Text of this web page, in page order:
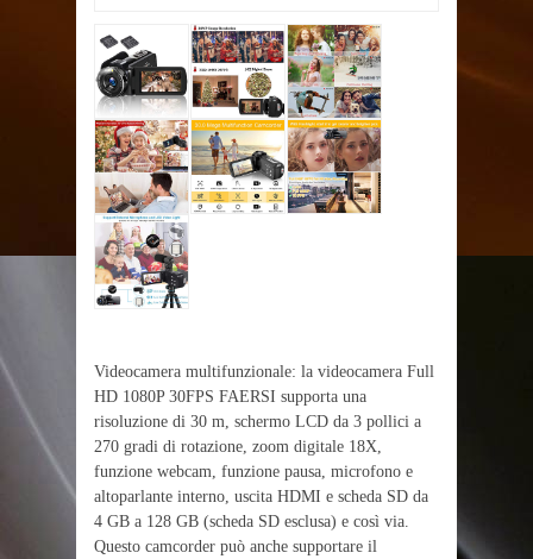
Videocamera multifunzionale: la videocamera Full
HD 1080P 30FPS FAERSI supporta una
risoluzione di 30 m, schermo LCD da 3 pollici a
270 gradi di rotazione, zoom digitale 18X,
funzione webcam, funzione pausa, microfono e
altoparlante interno, uscita HDMI e scheda SD da
4 GB a 128 GB (scheda SD esclusa) e così via.
Questo camcorder può anche supportare il